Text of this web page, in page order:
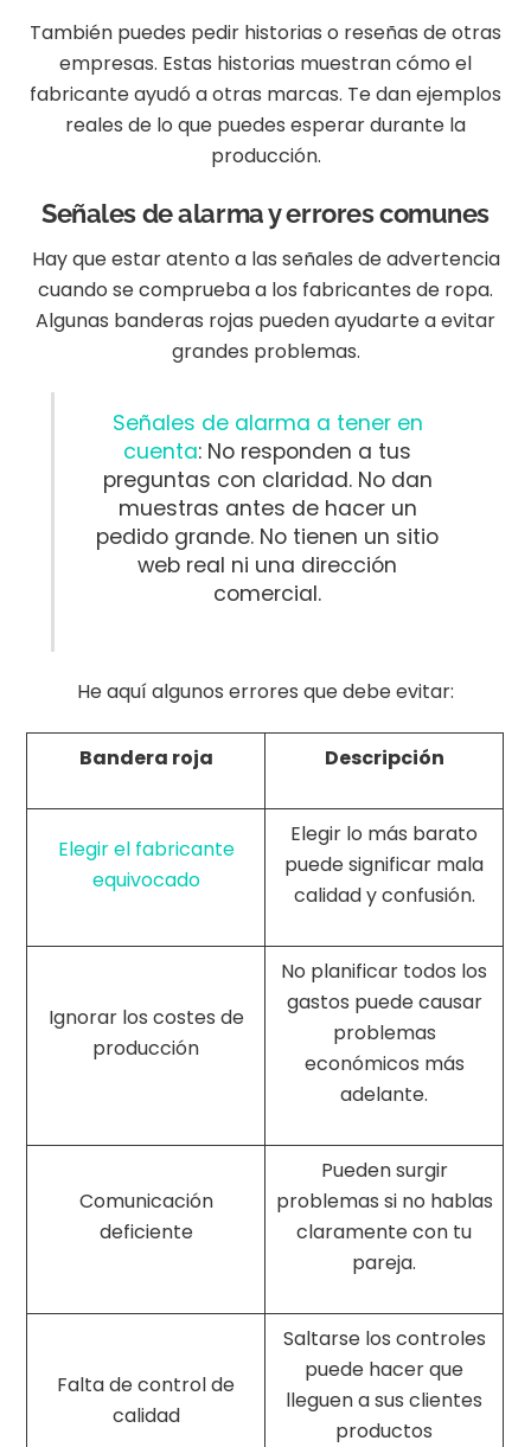
También puedes pedir historias o reseñas de otras
empresas. Estas historias muestran cómo el
fabricante ayudó a otras marcas. Te dan ejemplos
reales de lo que puedes esperar durante la
producción.
Señales de alarma y errores comunes
Hay que estar atento a las señales de advertencia
cuando se comprueba a los fabricantes de ropa.
Algunas banderas rojas pueden ayudarte a evitar
grandes problemas.
Señales de alarma a tener en
cuenta: No responden a tus
preguntas con claridad. No dan
muestras antes de hacer un
pedido grande. No tienen un sitio
web real ni una dirección
comercial.
He aquí algunos errores que debe evitar:
Bandera roja Descripción
Elegir el fabricante
equivocado
Elegir lo más barato
puede significar mala
calidad y confusión.
Ignorar los costes de
producción
No planificar todos los
gastos puede causar
problemas
económicos más
adelante.
Comunicación
deficiente
Pueden surgir
problemas si no hablas
claramente con tu
pareja.
Falta de control de
calidad
Saltarse los controles
puede hacer que
lleguen a sus clientes
productos